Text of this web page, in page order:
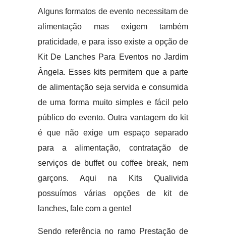
Alguns formatos de evento necessitam de
alimentação mas exigem também
praticidade, e para isso existe a opção de
Kit De Lanches Para Eventos no Jardim
Ângela. Esses kits permitem que a parte
de alimentação seja servida e consumida
de uma forma muito simples e fácil pelo
público do evento. Outra vantagem do kit
é que não exige um espaço separado
para a alimentação, contratação de
serviços de buffet ou coffee break, nem
garçons. Aqui na Kits Qualivida
possuímos várias opções de kit de
lanches, fale com a gente!
Sendo referência no ramo Prestação de